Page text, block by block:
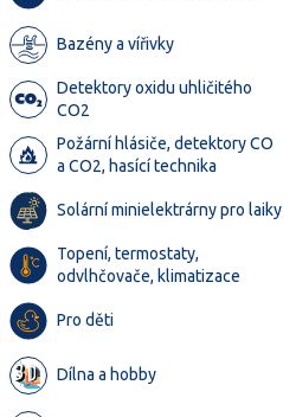
Bazény a vířivky
Detektory oxidu uhličitého
CO2
Požární hlásiče, detektory CO
a CO2, hasící technika
Solární minielektrárny pro laiky
Topení, termostaty,
odvlhčovače, klimatizace
Pro děti
Dílna a hobby